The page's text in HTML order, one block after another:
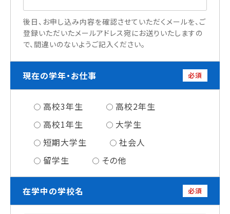
情報公開
よくあるご質問
後日、お申し込み内容を確認させていただくメールを、ご
登録いただいたメールアドレス宛にお送りいたしますの
で、間違いのないようご記入ください。
現在の学年・お仕事 必須
高校3年生
高校2年生
高校1年生
大学生
短期大学生
社会人
留学生
その他
在学中の学校名 必須